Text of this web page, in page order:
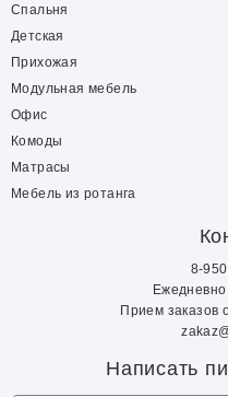
Спальня
Детская
Прихожая
Модульная мебель
Офис
Комоды
Матрасы
Мебель из ротанга
8-
Прием заказов
Написать